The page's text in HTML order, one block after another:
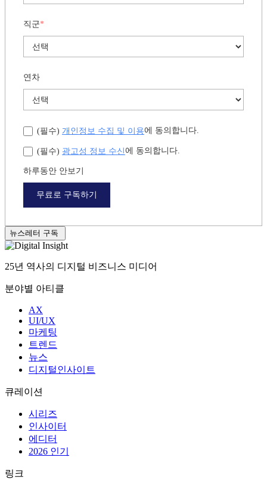
직군*
연차
(필수) 개인정보 수집 및 이용에 동의합니다.
(필수) 광고성 정보 수신에 동의합니다.
하루동안 안보기
무료로 구독하기
뉴스레터 구독
25년 역사의 디지털 비즈니스 미디어
분야별 아티클
AX
UI/UX
마케팅
트렌드
뉴스
디지털인사이트
큐레이션
시리즈
인사이터
에디터
2026 인기
링크